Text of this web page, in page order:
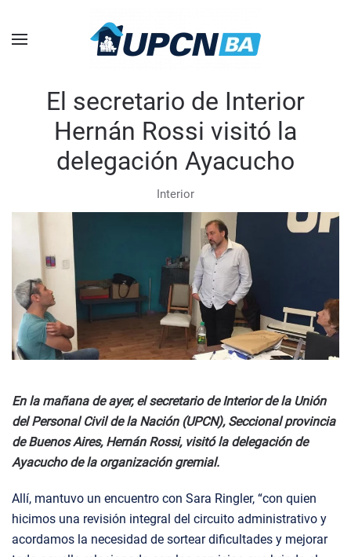
Skip to main content
El secretario de Interior
Hernán Rossi visitó la
delegación Ayacucho
Interior
En la mañana de ayer, el secretario de Interior de la Unión
del Personal Civil de la Nación (UPCN), Seccional provincia
de Buenos Aires, Hernán Rossi, visitó la delegación de
Ayacucho de la organización gremial.
Allí, mantuvo un encuentro con Sara Ringler, “con quien
hicimos una revisión integral del circuito administrativo y
acordamos la necesidad de sortear dificultades y mejorar